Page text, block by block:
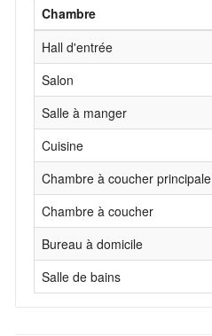
Chambre
Hall d'entrée
Salon
Salle à manger
Cuisine
Chambre à coucher principale
Chambre à coucher
Bureau à domicile
Salle de bains